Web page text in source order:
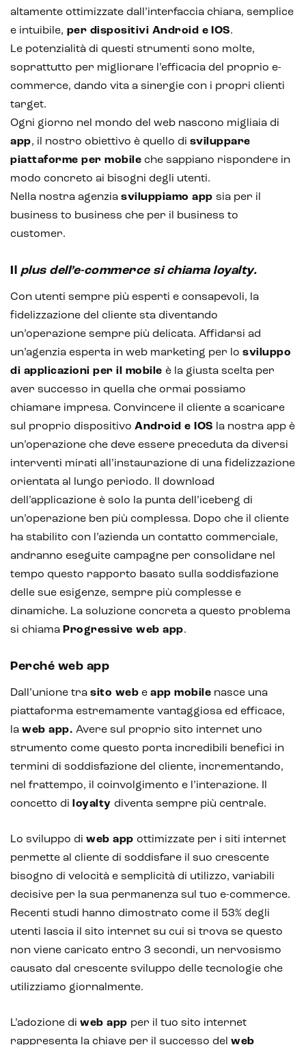
CRM & email marketing
Sistemi di loyalty
Hubspot
Marketing automation
Lead generation e nurturing
Customer segmentation
Intelligenza Artificiale e AR VR -
Metaverso
IoT (Internet of Things)
Analisi predittiva
Chatbot e assistenti virtuali
Realtà Aumentata
Realtà Virtuale
Metaverso
altamente ottimizzate dall’interfaccia chiara, semplice
e intuibile, per dispositivi Android e IOS.
Le potenzialità di questi strumenti sono molte,
soprattutto per migliorare l’efficacia del proprio e-
commerce, dando vita a sinergie con i propri clienti
target.
Ogni giorno nel mondo del web nascono migliaia di
app, il nostro obiettivo è quello di sviluppare
piattaforme per mobile che sappiano rispondere in
modo concreto ai bisogni degli utenti.
Nella nostra agenzia sviluppiamo app sia per il
business to business che per il business to
customer.
plus dell’e-commerce si chiama loyalty.
Con utenti sempre più esperti e consapevoli, la
fidelizzazione del cliente sta diventando
un’operazione sempre più delicata. Affidarsi ad
un’agenzia esperta in web marketing per lo sviluppo
di applicazioni per il mobile è la giusta scelta per
aver successo in quella che ormai possiamo
chiamare impresa. Convincere il cliente a scaricare
sul proprio dispositivo Android e IOS la nostra app è
un’operazione che deve essere preceduta da diversi
interventi mirati all’instaurazione di una fidelizzazione
orientata al lungo periodo. Il download
dell’applicazione è solo la punta dell’iceberg di
un’operazione ben più complessa. Dopo che il cliente
ha stabilito con l’azienda un contatto commerciale,
andranno eseguite campagne per consolidare nel
tempo questo rapporto basato sulla soddisfazione
delle sue esigenze, sempre più complesse e
dinamiche. La soluzione concreta a questo problema
si chiama Progressive web app.
Perché web app
Dall’unione tra sito web e app mobile nasce una
piattaforma estremamente vantaggiosa ed efficace,
la web app. Avere sul proprio sito internet uno
strumento come questo porta incredibili benefici in
termini di soddisfazione del cliente, incrementando,
nel frattempo, il coinvolgimento e l’interazione. Il
concetto di
loyalty diventa sempre più centrale.
Lo sviluppo di web app ottimizzate per i siti internet
permette al cliente di soddisfare il suo crescente
bisogno di velocità e semplicità di utilizzo, variabili
decisive per la sua permanenza sul tuo e-commerce.
Recenti studi hanno dimostrato come il 53% degli
utenti lascia il sito internet su cui si trova se questo
non viene caricato entro 3 secondi, un nervosismo
causato dal crescente sviluppo delle tecnologie che
utilizziamo giornalmente.
L’adozione di web app per il tuo sito internet
rappresenta la chiave per il successo del web